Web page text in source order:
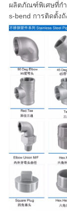
ผลิตภัณฑ์พิเศษที่กํา
s-bend การติดตั้ง